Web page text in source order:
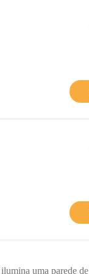
uma parede de